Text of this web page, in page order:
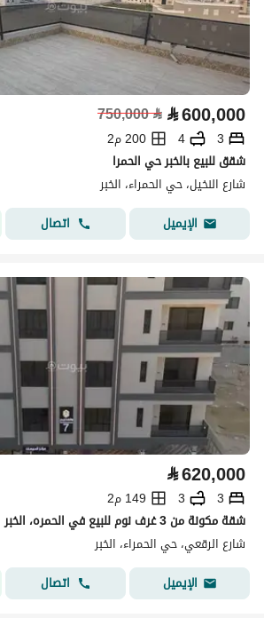
⃁600,000
⃁
750,000
3
4
200 م2
شقق للبيع بالخبر حي الحمرا
شارع النخيل، حي الحمراء، الخبر
الإيميل
اتصال
⃁620,000
3
3
149 م2
شقة مكونة من 3 غرف نوم للبيع في الحمره، الخبر
شارع الرقعي، حي الحمراء، الخبر
الإيميل
اتصال